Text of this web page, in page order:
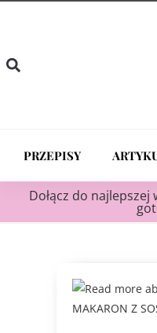
PRZEPISY
Dołącz do najlepszej